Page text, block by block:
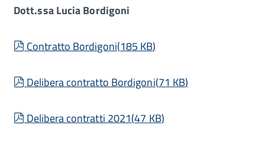
Dott.ssa Lucia Bordigoni
pdf
Contratto Bordigoni(185 KB)
pdf
Delibera contratto Bordigoni(71 KB)
pdf
Delibera contratti 2021(47 KB)